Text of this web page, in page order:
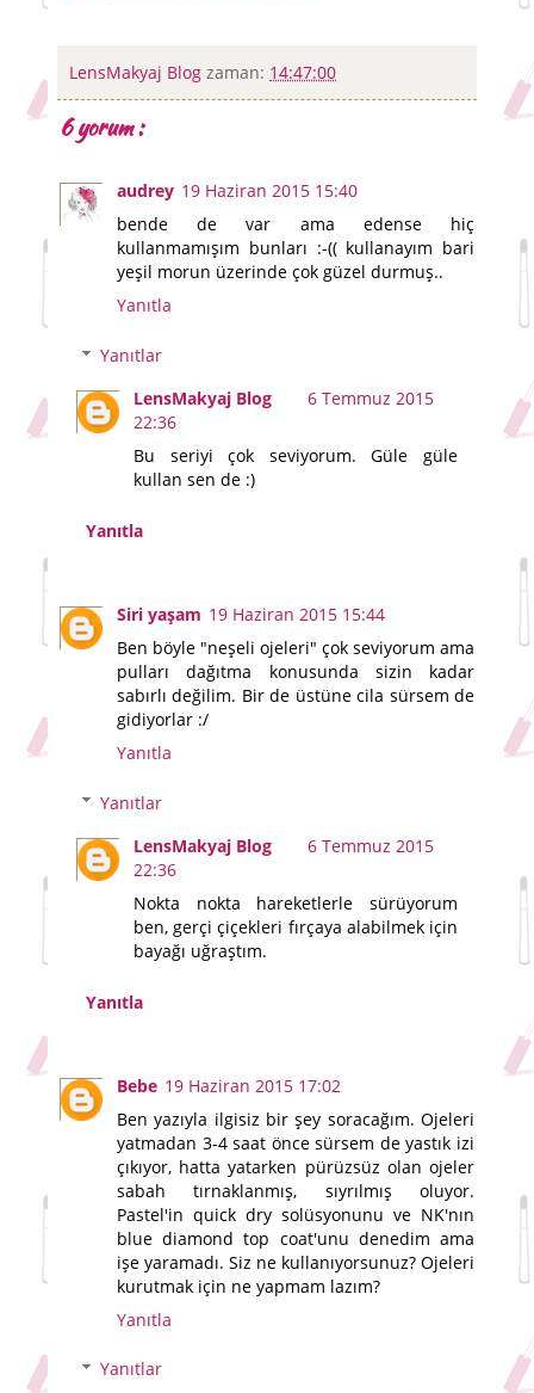
LensMakyaj Blog zaman: 14:47:00
6 yorum :
audrey 19 Haziran 2015 15:40
bende de var ama edense hiç
kullanmamışım bunları :-(( kullanayım bari
yeşil morun üzerinde çok güzel durmuş..
Yanıtla
Yanıtlar
LensMakyaj Blog
6 Temmuz 2015
22:36
Bu seriyi çok seviyorum. Güle güle
kullan sen de :)
Yanıtla
Siri yaşam 19 Haziran 2015 15:44
Ben böyle "neşeli ojeleri" çok seviyorum ama
pulları dağıtma konusunda sizin kadar
sabırlı değilim. Bir de üstüne cila sürsem de
gidiyorlar :/
Yanıtla
Yanıtlar
LensMakyaj Blog
6 Temmuz 2015
22:36
Nokta nokta hareketlerle sürüyorum
ben, gerçi çiçekleri fırçaya alabilmek için
bayağı uğraştım.
Yanıtla
Bebe 19 Haziran 2015 17:02
Ben yazıyla ilgisiz bir şey soracağım. Ojeleri
yatmadan 3-4 saat önce sürsem de yastık izi
çıkıyor, hatta yatarken pürüzsüz olan ojeler
sabah tırnaklanmış, sıyrılmış oluyor.
Pastel'in quick dry solüsyonunu ve NK'nın
blue diamond top coat'unu denedim ama
işe yaramadı. Siz ne kullanıyorsunuz? Ojeleri
kurutmak için ne yapmam lazım?
Yanıtla
Yanıtlar